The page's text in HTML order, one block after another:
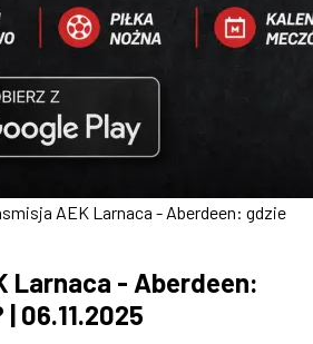
AEK Larnaca - Aberdeen: gdzie
Larnaca - Aberdeen:
06.11.2025